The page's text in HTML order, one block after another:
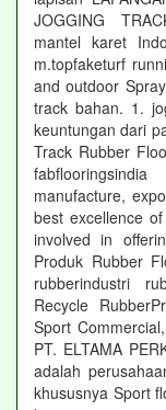
JOGGING
mantel karet
m.topfaketurf
and outdoor
track bahan. 1.
keuntungan dari
Track Rubber
manufacture,
best excellence
involved in
Produk Rubber
rubberindustri
Recycle
Sport
PT. ELTAMA
adalah
khususnya Sport